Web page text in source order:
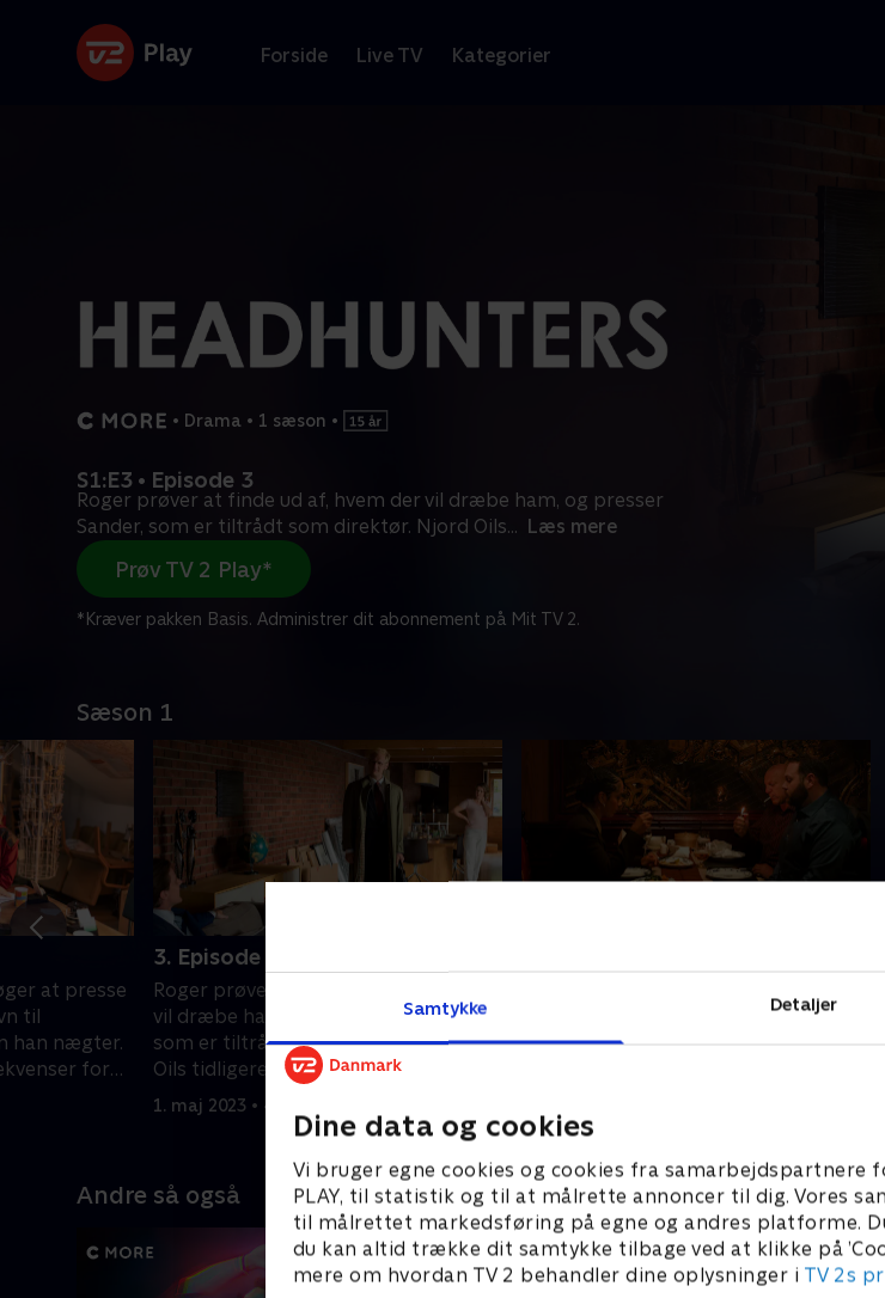
Samtykke Detaljer
Dine data og cookies
Vi bruger egne cookies og cookies fra samarbejdspartnere
PLAY, til statistik og til at målrette annoncer til dig. Vores
til målrettet markedsføring på egne og andres platforme.
du kan altid trække dit samtykke tilbage ved at klikke på
mere om hvordan TV 2 behandler dine oplysninger i TV 2s
Forside Live TV Kategorier
• Drama • 1 sæson •
S1:E3 • Episode 3
Roger prøver at finde ud af, hvem der vil dræbe ham, og presser
Sander, som er tiltrådt som direktør. Njord Oils... Læs mere
Prøv TV 2 Play*
*Kræver pakken Basis. Administrer dit abonnement på Mit TV 2.
Sæson 1
at presse
til
han nægter.
for
3. Episode 3
Roger prøver at finde ud af, hvem der
vil dræbe ham, og presser Sander,
som er tiltrådt som direktør. Njord
Oils tidligere direktør findes død
1. maj 2023 • 43 min
modvilligt hjælp af sine brutale
brødre, mens politiet indleder et nyt
Andre så også